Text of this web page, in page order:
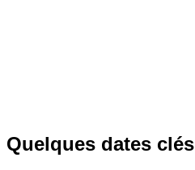
Quelques dates clés